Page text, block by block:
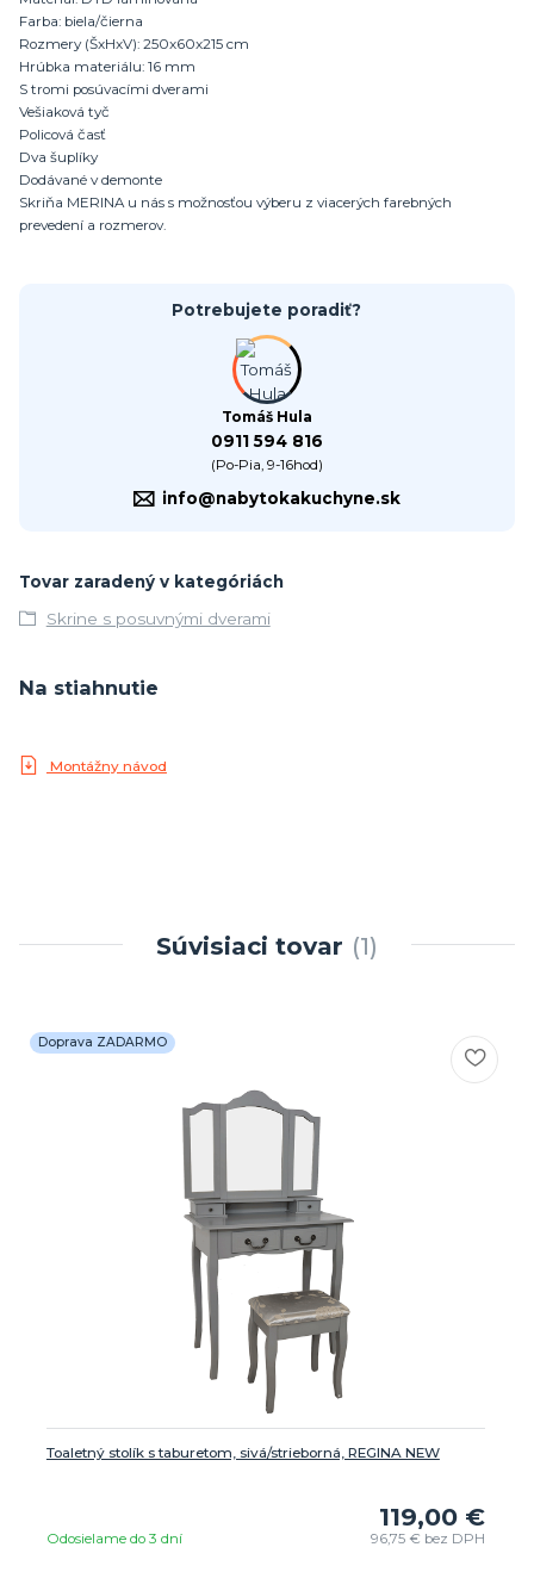
Farba: biela/čierna
Rozmery (ŠxHxV): 250x60x215 cm
Hrúbka materiálu: 16 mm
S tromi posúvacími dverami
Vešiaková tyč
Policová časť
Dva šuplíky
Dodávané v demonte
Skriňa MERINA u nás s možnosťou výberu z viacerých farebných
prevedení a rozmerov.
Potrebujete poradiť?
Tomáš Hula
0911 594 816
(Po-Pia, 9-16hod)
info@nabytokakuchyne.sk
Tovar zaradený v kategóriách
Skrine s posuvnými dverami
Na stiahnutie
Montážny návod
Súvisiaci tovar 1
Doprava ZADARMO
Toaletný stolík s taburetom, sivá/strieborná, REGINA NEW
119,00 €
96,75 € bez DPH
Odosielame do 3 dní